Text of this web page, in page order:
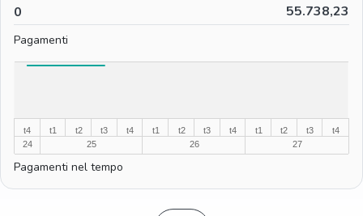
0 55.738,23
Pagamenti
t4
24
t1
25
t2 t3 t4
t1
26
t2 t3 t4
t1
27
t2 t3 t4
Pagamenti nel tempo